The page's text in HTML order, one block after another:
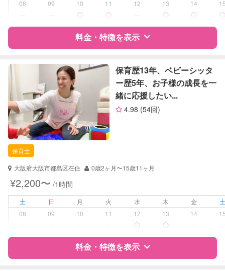
08
09 10 11 12 13 14
料金・特徴を表示
特徴 料金 レビュー
サポートの特徴
資格
企業型割引対象(旧内閣府補助対象)
自治体届出済ベビーシッター
保育士
夜間対応
お泊まり保育
障がい児対応 対応可否は個別に相談
保育歴13年、ベビーシッタ
ー歴5年、お子様の成長を一
緒に応援したい...
4.98 (54回)
保育士
大阪府大阪市都島区在住
0歳2ヶ月〜15歳11ヶ月
¥2,200〜 /1時間
土 日 月 火 水 木 金
08
09 10 11 12 13 14
料金・特徴を表示